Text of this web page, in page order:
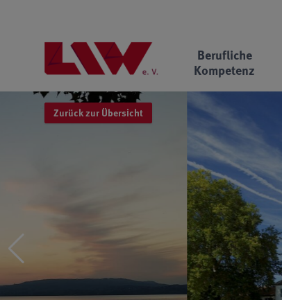
Berufliche
Kompetenz
Zurück zur Übersicht